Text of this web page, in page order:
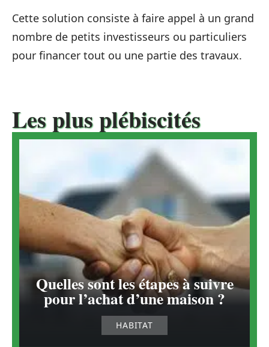
Cette solution consiste à faire appel à un grand
nombre de petits investisseurs ou particuliers
pour financer tout ou une partie des travaux.
Les plus plébiscités
Quelles sont les étapes à suivre
pour l’achat d’une maison ?
HABITAT